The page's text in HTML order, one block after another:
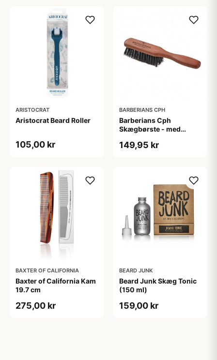
ARISTOCRAT
Aristocrat Beard Roller
105,00 kr
BARBERIANS CPH
Barberians Cph
Skægbørste - med
149,95 kr
BAXTER OF CALIFORNIA
Baxter of California Kam
19.7 cm
275,00 kr
BEARD JUNK
Beard Junk Skæg Tonic
(150 ml)
159,00 kr